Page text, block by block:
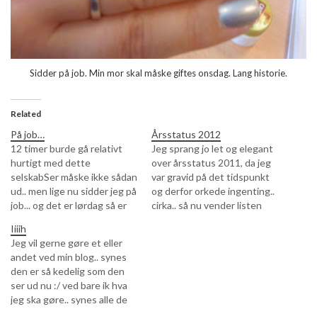
Sidder på job. Min mor skal måske giftes onsdag. Lang historie.
Related
På job…
12 timer burde gå relativt
hurtigt med dette
selskabSer måske ikke sådan
ud.. men lige nu sidder jeg på
job... og det er lørdag så er
:P men har faktisk travlt med
at ordne negle :P og lige nu
kører Superbad på lappen
og…
Årsstatus 2012
Jeg sprang jo let og elegant
over årsstatus 2011, da jeg
var gravid på det tidspunkt
og derfor orkede ingenting..
cirka.. så nu vender listen
Iiiih
Jeg vil gerne gøre et eller
andet ved min blog.. synes
den er så kedelig som den
ser ud nu :/ ved bare ik hva
jeg ska gøre.. synes alle de